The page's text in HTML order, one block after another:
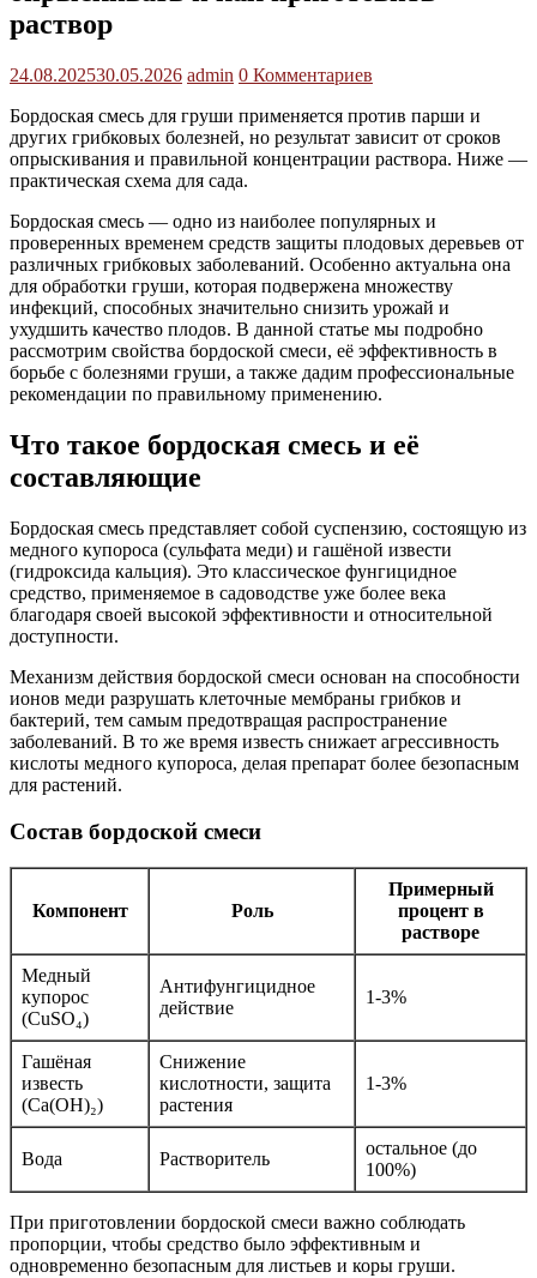
раствор
24.08.202530.05.2026 admin 0 Комментариев
Бордоская смесь для груши применяется против парши и
других грибковых болезней, но результат зависит от сроков
опрыскивания и правильной концентрации раствора. Ниже —
практическая схема для сада.
Бордоская смесь — одно из наиболее популярных и
проверенных временем средств защиты плодовых деревьев от
различных грибковых заболеваний. Особенно актуальна она
для обработки груши, которая подвержена множеству
инфекций, способных значительно снизить урожай и
ухудшить качество плодов. В данной статье мы подробно
рассмотрим свойства бордоской смеси, её эффективность в
борьбе с болезнями груши, а также дадим профессиональные
рекомендации по правильному применению.
Что такое бордоская смесь и её
составляющие
Бордоская смесь представляет собой суспензию, состоящую из
медного купороса (сульфата меди) и гашёной извести
(гидроксида кальция). Это классическое фунгицидное
средство, применяемое в садоводстве уже более века
благодаря своей высокой эффективности и относительной
доступности.
Механизм действия бордоской смеси основан на способности
ионов меди разрушать клеточные мембраны грибков и
бактерий, тем самым предотвращая распространение
заболеваний. В то же время известь снижает агрессивность
кислоты медного купороса, делая препарат более безопасным
для растений.
Состав бордоской смеси
Компонент Роль
Примерный
процент в
растворе
Медный
купорос
(CuSO₄)
Антифунгицидное
действие
1-3%
Гашёная
известь
(Ca(OH)₂)
Снижение
кислотности, защита
растения
1-3%
Вода Растворитель
остальное (до
100%)
При приготовлении бордоской смеси важно соблюдать
пропорции, чтобы средство было эффективным и
одновременно безопасным для листьев и коры груши.